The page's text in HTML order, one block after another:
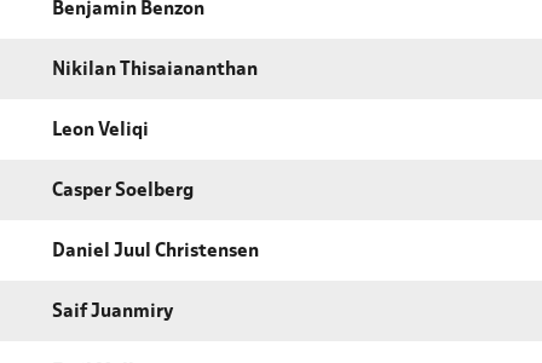
Benjamin Benzon
Nikilan Thisaiananthan
Leon Veliqi
Casper Soelberg
Daniel Juul Christensen
Saif Juanmiry